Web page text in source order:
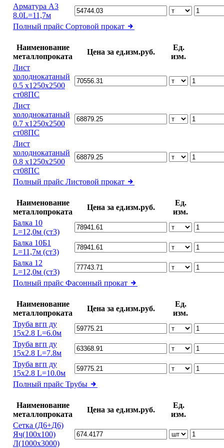
Арматура А3
8.0L=11,7м
Полный прайс Сортовой прокат
Наименование
металлопроката
Цена за ед.изм.руб.
Ед.
изм.
Лист
холоднокатаный
0.5 х1250х2500
ст08ПС
Лист
холоднокатаный
0.7 х1250х2500
ст08ПС
Лист
холоднокатаный
0.8 х1250х2500
ст08ПС
Полный прайс Листовой прокат
Наименование
металлопроката
Цена за ед.изм.руб.
Ед.
изм.
Балка 10
L=12,0м (ст3)
Балка 10Б1
L=11,7м (ст3)
Балка 12
L=12,0м (ст3)
Полный прайс Фасонный прокат
Наименование
металлопроката
Цена за ед.изм.руб.
Ед.
изм.
Труба вгп ду
15х2.8 L=6.0м
Труба вгп ду
15х2.8 L=7.8м
Труба вгп ду
15х2.8 L=10.0м
Полный прайс Трубы
Наименование
металлопроката
Цена за ед.изм.руб.
Ед.
изм.
Сетка (Д6+Д6)
Яч(100х100)
Л(1000х3000)